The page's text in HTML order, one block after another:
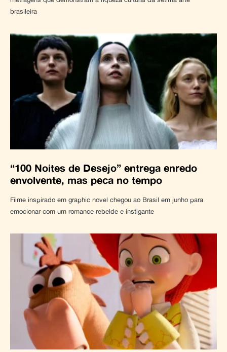
brasileira
“100 Noites de Desejo” entrega enredo
envolvente, mas peca no tempo
Filme inspirado em graphic novel chegou ao Brasil em junho para
emocionar com um romance rebelde e instigante